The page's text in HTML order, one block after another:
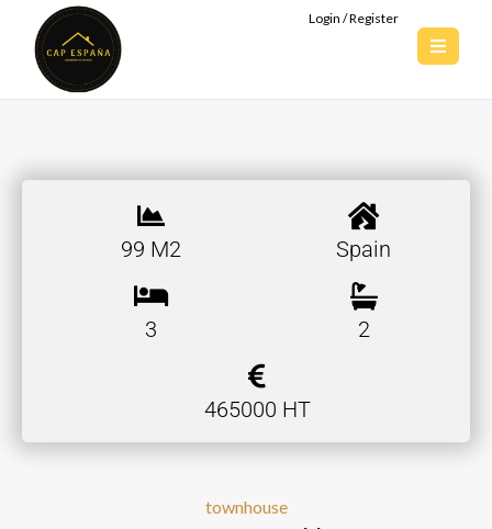
Login / Register
99 M2 Spain
3 2
465000 HT
townhouse